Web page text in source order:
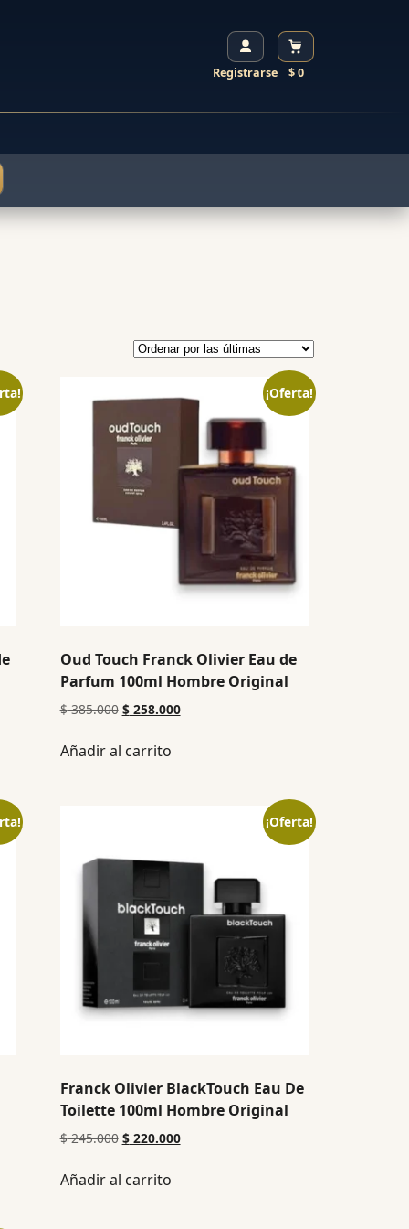
Registrarse $ 0
¡Oferta!
Oud Touch Franck Olivier Eau de
Parfum 100ml Hombre Original
$385.000 $258.000
Añadir al carrito
¡Oferta!
Franck Olivier BlackTouch Eau De
Toilette 100ml Hombre Original
$245.000 $220.000
Añadir al carrito